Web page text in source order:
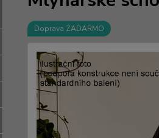
Doprava ZADARMO